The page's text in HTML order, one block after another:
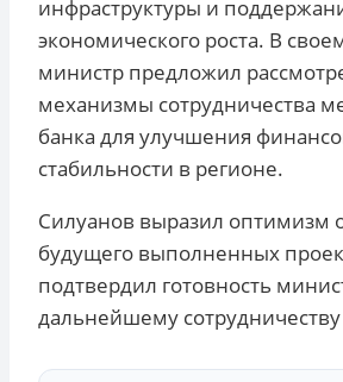
инфраструктуры и
экономического роста. В
министр предложил
механизмы сотрудничества
банка для улучшения
стабильности в регионе.
Силуанов выразил оптимизм
будущего выполненных
подтвердил готовность
дальнейшему